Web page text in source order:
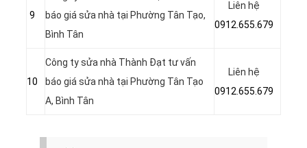
9
báo giá sửa nhà tại Phường Tân Tạo,
Bình Tân
Liên hệ
0912.655.679
10
Công ty sửa nhà Thành Đạt tư vấn
báo giá sửa nhà tại Phường Tân Tạo
A, Bình Tân
Liên hệ
0912.655.679